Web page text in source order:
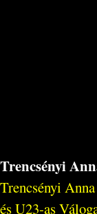
Trencsényi
Trencsényi
és U23-as